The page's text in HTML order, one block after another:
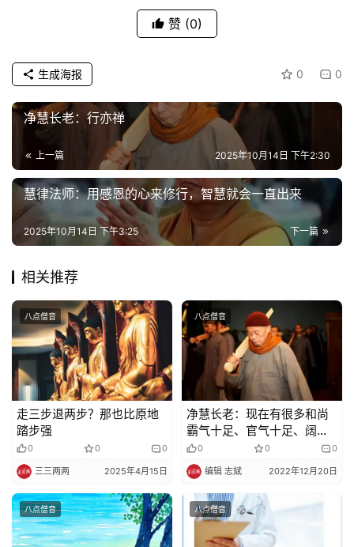
益
慈
善
佛
教
人
物
院
礼
视
频
纪
录
佛
教
艺
术
登录 注册
赞 (0)
0 0
生成海报
净慧长老：行亦禅
上一篇 2025年10月14日 下午2:30
慧律法师：用感恩的心来修行，智慧就会一直出来
下一篇
2025年10月14日 下午3:25
相关推荐
八点僧音
走三步退两步？那也比原地
踏步强
0 0 0
三三两两 2025年4月15日
八点僧音
净慧长老：现在有很多和尚
霸气十足、官气十足、阔气
十足、俗气十足，这个问题
很严重啊！
0 0 0
编辑 志斌 2022年12月20日
八点僧音 八点僧音